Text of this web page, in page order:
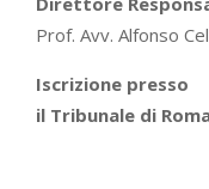
Prof. Avv. Alfonso
Iscrizione presso
il Tribunale di